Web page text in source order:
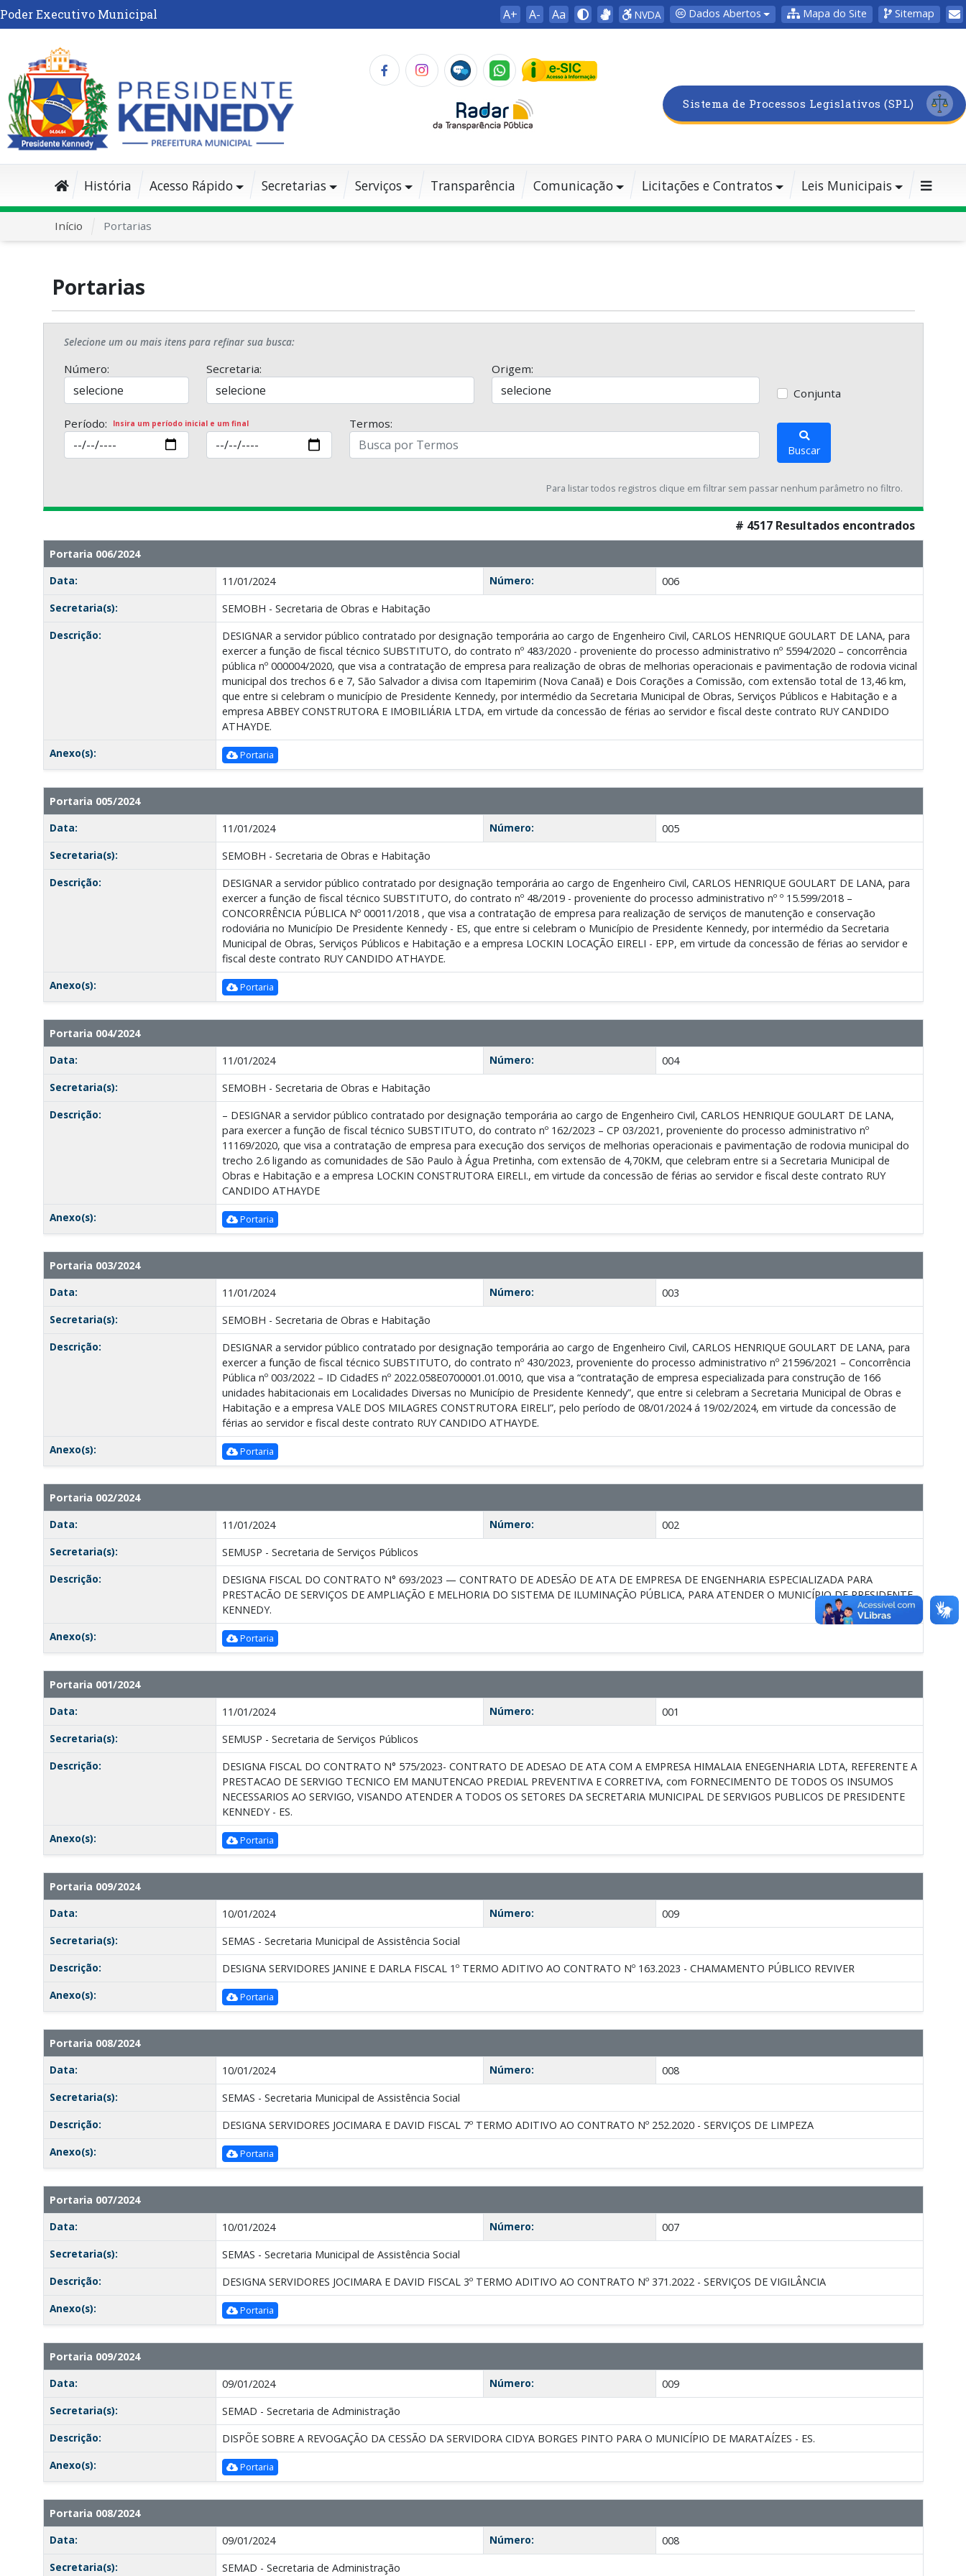
Poder Executivo Municipal A+ A- Aa NVDA Dados Abertos Mapa do Site Sitemap
Sistema de Processos Legislativos (SPL)
História Acesso Rápido Secretarias Serviços Transparência Comunicação Licitações e Contratos Leis Municipais
Início Portarias
Portarias
Selecione um ou mais itens para refinar sua busca:
Número: Secretaria:
Origem:
Conjunta
Período: Insira um período inicial e um final Termos:
Buscar
Para listar todos registros clique em filtrar sem passar nenhum parâmetro no filtro.
# 4517 Resultados encontrados
Portaria 006/2024
Data:
11/01/2024 Número:
006
Secretaria(s):
SEMOBH - Secretaria de Obras e Habitação
Descrição:
DESIGNAR a servidor público contratado por designação temporária ao cargo de Engenheiro Civil, CARLOS HENRIQUE GOULART DE LANA, para
exercer a função de fiscal técnico SUBSTITUTO, do contrato nº 483/2020 - proveniente do processo administrativo nº 5594/2020 – concorrência
pública nº 000004/2020, que visa a contratação de empresa para realização de obras de melhorias operacionais e pavimentação de rodovia vicinal
municipal dos trechos 6 e 7, São Salvador a divisa com Itapemirim (Nova Canaã) e Dois Corações a Comissão, com extensão total de 13,46 km,
que entre si celebram o município de Presidente Kennedy, por intermédio da Secretaria Municipal de Obras, Serviços Públicos e Habitação e a
empresa ABBEY CONSTRUTORA E IMOBILIÁRIA LTDA, em virtude da concessão de férias ao servidor e fiscal deste contrato RUY CANDIDO
ATHAYDE.
Anexo(s):
Portaria
Portaria 005/2024
Data:
11/01/2024 Número:
005
Secretaria(s):
SEMOBH - Secretaria de Obras e Habitação
Descrição:
DESIGNAR a servidor público contratado por designação temporária ao cargo de Engenheiro Civil, CARLOS HENRIQUE GOULART DE LANA, para
exercer a função de fiscal técnico SUBSTITUTO, do contrato nº 48/2019 - proveniente do processo administrativo nº º 15.599/2018 –
CONCORRÊNCIA PÚBLICA Nº 00011/2018 , que visa a contratação de empresa para realização de serviços de manutenção e conservação
rodoviária no Município De Presidente Kennedy - ES, que entre si celebram o Município de Presidente Kennedy, por intermédio da Secretaria
Municipal de Obras, Serviços Públicos e Habitação e a empresa LOCKIN LOCAÇÃO EIRELI - EPP, em virtude da concessão de férias ao servidor e
fiscal deste contrato RUY CANDIDO ATHAYDE.
Anexo(s):
Portaria
Portaria 004/2024
Data:
11/01/2024 Número:
004
Secretaria(s):
SEMOBH - Secretaria de Obras e Habitação
Descrição:
– DESIGNAR a servidor público contratado por designação temporária ao cargo de Engenheiro Civil, CARLOS HENRIQUE GOULART DE LANA,
para exercer a função de fiscal técnico SUBSTITUTO, do contrato nº 162/2023 – CP 03/2021, proveniente do processo administrativo nº
11169/2020, que visa a contratação de empresa para execução dos serviços de melhorias operacionais e pavimentação de rodovia municipal do
trecho 2.6 ligando as comunidades de São Paulo à Água Pretinha, com extensão de 4,70KM, que celebram entre si a Secretaria Municipal de
Obras e Habitação e a empresa LOCKIN CONSTRUTORA EIRELI., em virtude da concessão de férias ao servidor e fiscal deste contrato RUY
CANDIDO ATHAYDE
Anexo(s):
Portaria
Portaria 003/2024
Data:
11/01/2024 Número:
003
Secretaria(s):
SEMOBH - Secretaria de Obras e Habitação
Descrição:
DESIGNAR a servidor público contratado por designação temporária ao cargo de Engenheiro Civil, CARLOS HENRIQUE GOULART DE LANA, para
exercer a função de fiscal técnico SUBSTITUTO, do contrato nº 430/2023, proveniente do processo administrativo nº 21596/2021 – Concorrência
Pública nº 003/2022 – ID CidadES nº 2022.058E0700001.01.0010, que visa a “contratação de empresa especializada para construção de 166
unidades habitacionais em Localidades Diversas no Município de Presidente Kennedy”, que entre si celebram a Secretaria Municipal de Obras e
Habitação e a empresa VALE DOS MILAGRES CONSTRUTORA EIRELI”, pelo período de 08/01/2024 á 19/02/2024, em virtude da concessão de
férias ao servidor e fiscal deste contrato RUY CANDIDO ATHAYDE.
Anexo(s):
Portaria
Portaria 002/2024
Data:
11/01/2024 Número:
002
Secretaria(s):
SEMUSP - Secretaria de Serviços Públicos
Descrição:
DESIGNA FISCAL DO CONTRATO N° 693/2023 — CONTRATO DE ADESÃO DE ATA DE EMPRESA DE ENGENHARIA ESPECIALIZADA PARA
PRESTACÃO DE SERVIÇOS DE AMPLIAÇÃO E MELHORIA DO SISTEMA DE ILUMINAÇÃO PÚBLICA, PARA ATENDER O MUNICÍPIO DE PRESIDENTE
KENNEDY.
Anexo(s):
Portaria
Portaria 001/2024
Data:
11/01/2024 Número:
001
Secretaria(s):
SEMUSP - Secretaria de Serviços Públicos
Descrição:
DESIGNA FISCAL DO CONTRATO N° 575/2023- CONTRATO DE ADESAO DE ATA COM A EMPRESA HIMALAIA ENEGENHARIA LDTA, REFERENTE A
PRESTACAO DE SERVIGO TECNICO EM MANUTENCAO PREDIAL PREVENTIVA E CORRETIVA, com FORNECIMENTO DE TODOS OS INSUMOS
NECESSARIOS AO SERVIGO, VISANDO ATENDER A TODOS OS SETORES DA SECRETARIA MUNICIPAL DE SERVIGOS PUBLICOS DE PRESIDENTE
KENNEDY - ES.
Anexo(s):
Portaria
Portaria 009/2024
Data:
10/01/2024 Número:
009
Secretaria(s):
SEMAS - Secretaria Municipal de Assistência Social
Descrição:
DESIGNA SERVIDORES JANINE E DARLA FISCAL 1º TERMO ADITIVO AO CONTRATO Nº 163.2023 - CHAMAMENTO PÚBLICO REVIVER
Anexo(s):
Portaria
Portaria 008/2024
Data:
10/01/2024 Número:
008
Secretaria(s):
SEMAS - Secretaria Municipal de Assistência Social
Descrição:
DESIGNA SERVIDORES JOCIMARA E DAVID FISCAL 7º TERMO ADITIVO AO CONTRATO Nº 252.2020 - SERVIÇOS DE LIMPEZA
Anexo(s):
Portaria
Portaria 007/2024
Data:
10/01/2024 Número:
007
Secretaria(s):
SEMAS - Secretaria Municipal de Assistência Social
Descrição:
DESIGNA SERVIDORES JOCIMARA E DAVID FISCAL 3º TERMO ADITIVO AO CONTRATO Nº 371.2022 - SERVIÇOS DE VIGILÂNCIA
Anexo(s):
Portaria
Portaria 009/2024
Data:
09/01/2024 Número:
009
Secretaria(s):
SEMAD - Secretaria de Administração
Descrição:
DISPÕE SOBRE A REVOGAÇÃO DA CESSÃO DA SERVIDORA CIDYA BORGES PINTO PARA O MUNICÍPIO DE MARATAÍZES - ES.
Anexo(s):
Portaria
Portaria 008/2024
Data:
09/01/2024 Número:
008
Secretaria(s):
SEMAD - Secretaria de Administração